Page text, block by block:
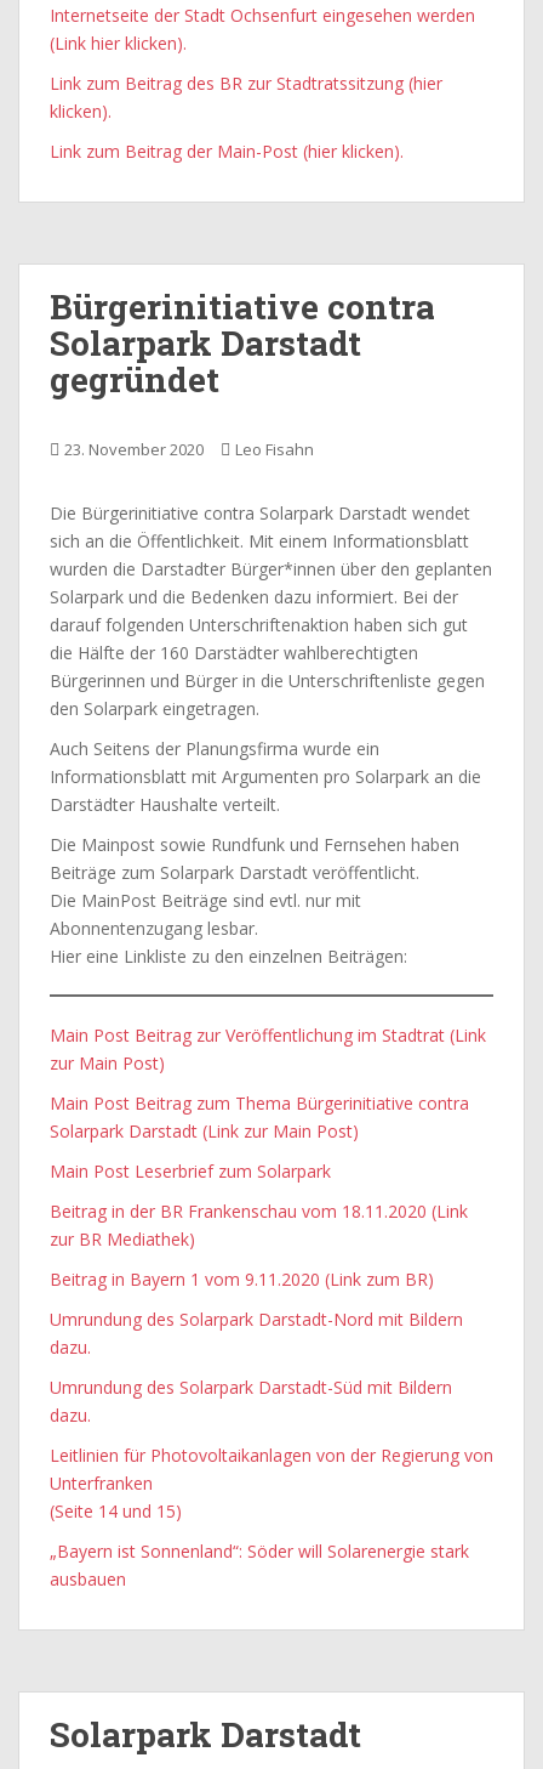
Internetseite der Stadt Ochsenfurt eingesehen werden
(Link hier klicken).
Link zum Beitrag des BR zur Stadtratssitzung (hier
klicken).
Link zum Beitrag der Main-Post (hier klicken).
Bürgerinitiative contra
Solarpark Darstadt
gegründet
23. November 2020 Leo Fisahn
Die Bürgerinitiative contra Solarpark Darstadt wendet
sich an die Öffentlichkeit. Mit einem Informationsblatt
wurden die Darstadter Bürger*innen über den geplanten
Solarpark und die Bedenken dazu informiert. Bei der
darauf folgenden Unterschriftenaktion haben sich gut
die Hälfte der 160 Darstädter wahlberechtigten
Bürgerinnen und Bürger in die Unterschriftenliste gegen
den Solarpark eingetragen.
Auch Seitens der Planungsfirma wurde ein
Informationsblatt mit Argumenten pro Solarpark an die
Darstädter Haushalte verteilt.
Die Mainpost sowie Rundfunk und Fernsehen haben
Beiträge zum Solarpark Darstadt veröffentlicht.
Die MainPost Beiträge sind evtl. nur mit
Abonnentenzugang lesbar.
Hier eine Linkliste zu den einzelnen Beiträgen:
Main Post Beitrag zur Veröffentlichung im Stadtrat (Link
zur Main Post)
Main Post Beitrag zum Thema Bürgerinitiative contra
Solarpark Darstadt (Link zur Main Post)
Main Post Leserbrief zum Solarpark
Beitrag in der BR Frankenschau vom 18.11.2020 (Link
zur BR Mediathek)
Beitrag in Bayern 1 vom 9.11.2020 (Link zum BR)
Umrundung des Solarpark Darstadt-Nord mit Bildern
dazu.
Umrundung des Solarpark Darstadt-Süd mit Bildern
dazu.
Leitlinien für Photovoltaikanlagen von der Regierung von
Unterfranken
(Seite 14 und 15)
„Bayern ist Sonnenland“: Söder will Solarenergie stark
ausbauen
Solarpark Darstadt